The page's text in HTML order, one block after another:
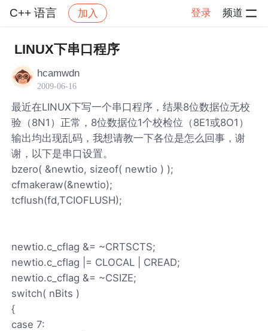
C++ 语言 加入 登录 频道
社区 C++ 语言 帖子详情
LINUX下串口程序
hcamwdn
2009-06-16
最近在LINUX下写一个串口程序，结果8位数据位无校
验（8N1）正常，8位数据位1个校检位（8E1或8O1）
输出均出现乱码，我想请教一下各位是怎么回事，谢
谢，以下是串口设置。
bzero( &newtio, sizeof( newtio ) );
cfmakeraw(&newtio);
tcflush(fd,TCIOFLUSH);
newtio.c_cflag &= ~CRTSCTS;
newtio.c_cflag |= CLOCAL | CREAD;
newtio.c_cflag &= ~CSIZE;
switch( nBits )
{
case 7: